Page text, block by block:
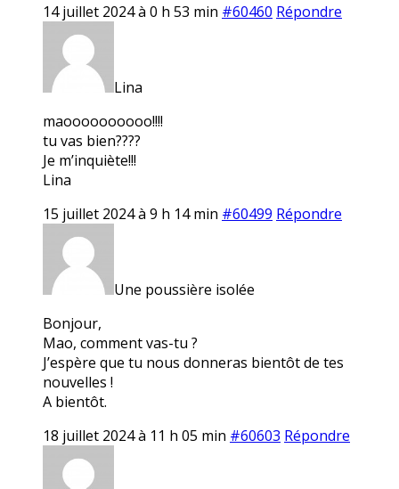
14 juillet 2024 à 0 h 53 min #60460 Répondre
Lina
maoooooooooo!!!!
tu vas bien????
Je m’inquiète!!!
Lina
15 juillet 2024 à 9 h 14 min #60499 Répondre
Une poussière isolée
Bonjour,
Mao, comment vas-tu ?
J’espère que tu nous donneras bientôt de tes
nouvelles !
A bientôt.
18 juillet 2024 à 11 h 05 min #60603 Répondre